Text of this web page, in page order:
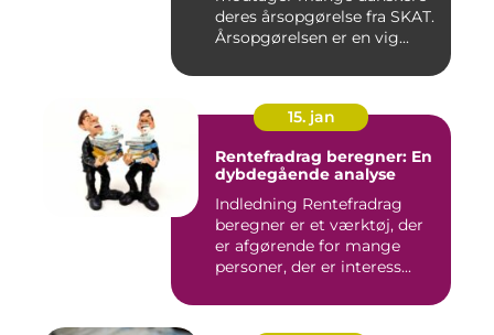
deres årsopgørelse fra SKAT.
Årsopgørelsen er en vig...
15. jan
Rentefradrag beregner: En
dybdegående analyse
Indledning Rentefradrag
beregner er et værktøj, der
er afgørende for mange
personer, der er interess...